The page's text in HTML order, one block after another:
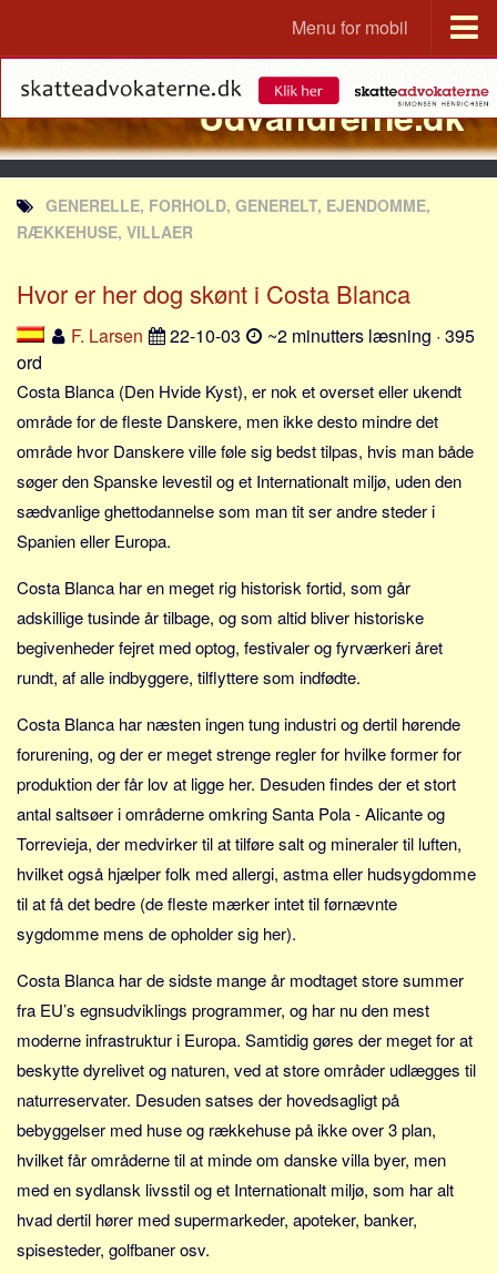
Menu for mobil
Portal
Udvandrerne.dk
Utvandrerne.no
Utvandrarna.se
Tyskland.dk
Rusland.dk
JLKM.dk
Tyrkiet
Frankrig
Sverige
Norge
Italien
Grækenland
USA
Nøgleord
Bolig
Job
Virksomhed
Investering
Pension og opsparing
Transport
Alle
Aspekter
Køb og salg
Økonomi
Jura og regler
Skatter og afgifter
Udvandrerne.dk
GENERELLE, FORHOLD, GENERELT, EJENDOMME,
RÆKKEHUSE, VILLAER
Hvor er her dog skønt i Costa Blanca
F. Larsen 22-10-03
~2 minutters læsning · 395
ord
Costa Blanca (Den Hvide Kyst), er nok et overset eller ukendt
område for de fleste Danskere, men ikke desto mindre det
område hvor Danskere ville føle sig bedst tilpas, hvis man både
søger den Spanske levestil og et Internationalt miljø, uden den
sædvanlige ghettodannelse som man tit ser andre steder i
Spanien eller Europa.
Costa Blanca har en meget rig historisk fortid, som går
adskillige tusinde år tilbage, og som altid bliver historiske
begivenheder fejret med optog, festivaler og fyrværkeri året
rundt, af alle indbyggere, tilflyttere som indfødte.
Costa Blanca har næsten ingen tung industri og dertil hørende
forurening, og der er meget strenge regler for hvilke former for
produktion der får lov at ligge her. Desuden findes der et stort
antal saltsøer i områderne omkring Santa Pola - Alicante og
Torrevieja, der medvirker til at tilføre salt og mineraler til luften,
hvilket også hjælper folk med allergi, astma eller hudsygdomme
til at få det bedre (de fleste mærker intet til førnævnte
sygdomme mens de opholder sig her).
Costa Blanca har de sidste mange år modtaget store summer
fra EU’s egnsudviklings programmer, og har nu den mest
moderne infrastruktur i Europa. Samtidig gøres der meget for at
beskytte dyrelivet og naturen, ved at store områder udlægges til
naturreservater. Desuden satses der hovedsagligt på
bebyggelser med huse og rækkehuse på ikke over 3 plan,
hvilket får områderne til at minde om danske villa byer, men
med en sydlansk livsstil og et Internationalt miljø, som har alt
hvad dertil hører med supermarkeder, apoteker, banker,
spisesteder, golfbaner osv.